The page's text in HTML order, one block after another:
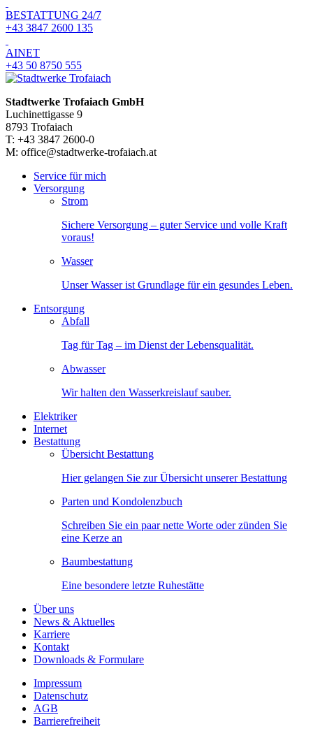
BESTATTUNG 24/7
+43 3847 2600 135
AINET
+43 50 8750 555
Stadtwerke Trofaiach GmbH
Luchinettigasse 9
8793 Trofaiach
T: +43 3847 2600-0
M: office@stadtwerke-trofaiach.at
Service für mich
Versorgung
Strom
Sichere Versorgung – guter Service und volle Kraft
voraus!
Wasser
Unser Wasser ist Grundlage für ein gesundes Leben.
Entsorgung
Abfall
Tag für Tag – im Dienst der Lebensqualität.
Abwasser
Wir halten den Wasserkreislauf sauber.
Elektriker
Internet
Bestattung
Übersicht Bestattung
Hier gelangen Sie zur Übersicht unserer Bestattung
Parten und Kondolenzbuch
Schreiben Sie ein paar nette Worte oder zünden Sie
eine Kerze an
Baumbestattung
Eine besondere letzte Ruhestätte
Über uns
News & Aktuelles
Karriere
Kontakt
Downloads & Formulare
Impressum
Datenschutz
AGB
Barrierefreiheit